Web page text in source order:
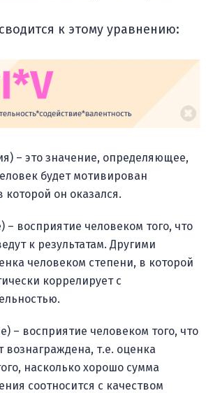
к этому уравнению:
– это значение, определяющее,
будет мотивирован
которой он оказался.
– восприятие человеком того, что
к результатам. Другими
человеком степени, в которой
коррелирует с
– восприятие человеком того, что
вознаграждена, т.е. оценка
насколько хорошо сумма
соотносится с качеством